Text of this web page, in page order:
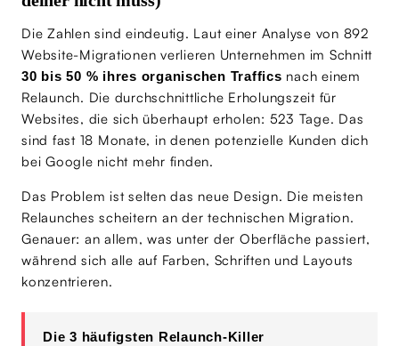
Die Zahlen sind eindeutig. Laut einer Analyse von 892
Website-Migrationen verlieren Unternehmen im Schnitt
30 bis 50 % ihres organischen Traffics nach einem
Relaunch. Die durchschnittliche Erholungszeit für
Websites, die sich überhaupt erholen: 523 Tage. Das
sind fast 18 Monate, in denen potenzielle Kunden dich
bei Google nicht mehr finden.
Das Problem ist selten das neue Design. Die meisten
Relaunches scheitern an der technischen Migration.
Genauer: an allem, was unter der Oberfläche passiert,
während sich alle auf Farben, Schriften und Layouts
konzentrieren.
Die 3 häufigsten Relaunch-Killer